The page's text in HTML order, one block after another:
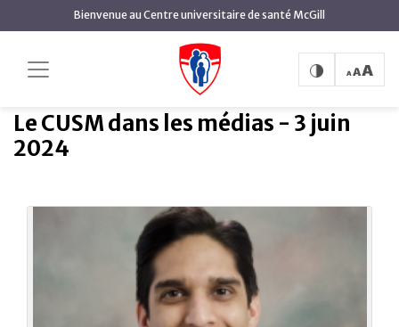
principal
Bienvenue au Centre universitaire de santé McGill
CUSM dans les médias
- 3 juin 2024
Le CUSM dans les médias - 3 juin
2024